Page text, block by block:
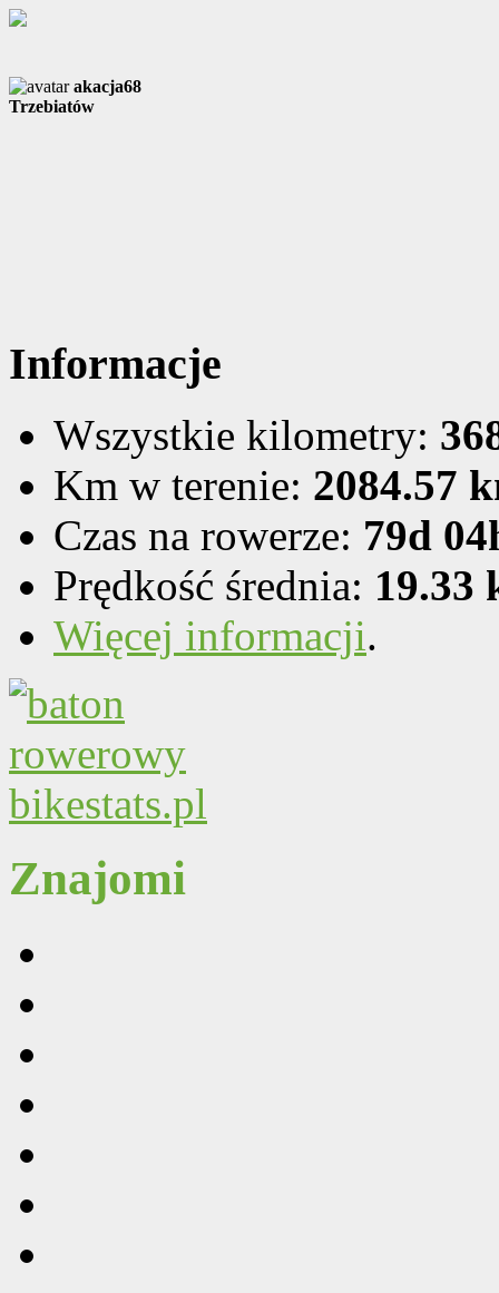
akacja68
Trzebiatów
Informacje
Wszystkie kilometry:
Km w terenie: 2084.57
Czas na rowerze: 79d
Prędkość średnia: 19.33
Więcej informacji.
Znajomi